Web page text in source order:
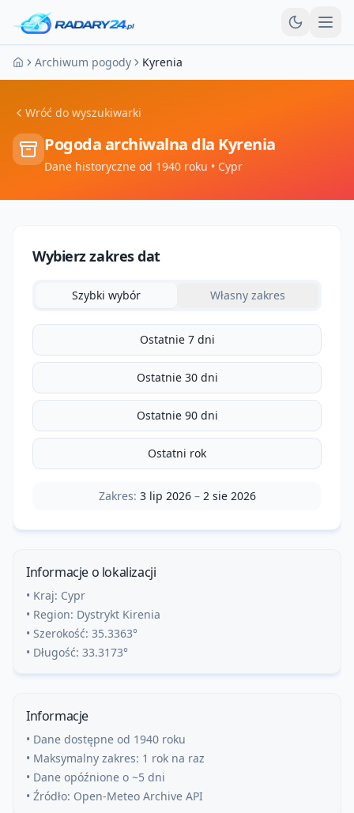
Strona główna
Archiwum pogody Kyrenia
Wróć do wyszukiwarki
Pogoda archiwalna dla Kyrenia
Dane historyczne od 1940 roku • Cypr
Wybierz zakres dat
Szybki wybór Własny zakres
Ostatnie 7 dni
Ostatnie 30 dni
Ostatnie 90 dni
Ostatni rok
Zakres: 3 lip 2026– 2 sie 2026
Informacje o lokalizacji
• Kraj: Cypr
• Region: Dystrykt Kirenia
• Szerokość: 35.3363°
• Długość: 33.3173°
Informacje
• Dane dostępne od 1940 roku
• Maksymalny zakres: 1 rok na raz
• Dane opóźnione o ~5 dni
• Źródło: Open-Meteo Archive API